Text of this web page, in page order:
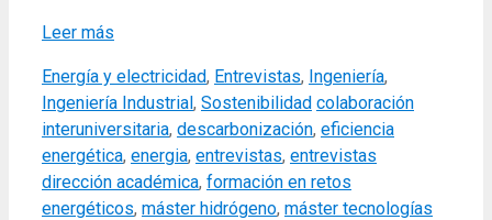
Leer más
Categories
Energía y electricidad, Entrevistas, Ingeniería,
Ingeniería Industrial, Sostenibilidad Tags
colaboración
interuniversitaria, descarbonización, eficiencia
energética, energia, entrevistas, entrevistas
dirección académica, formación en retos
energéticos, máster hidrógeno, máster tecnologías